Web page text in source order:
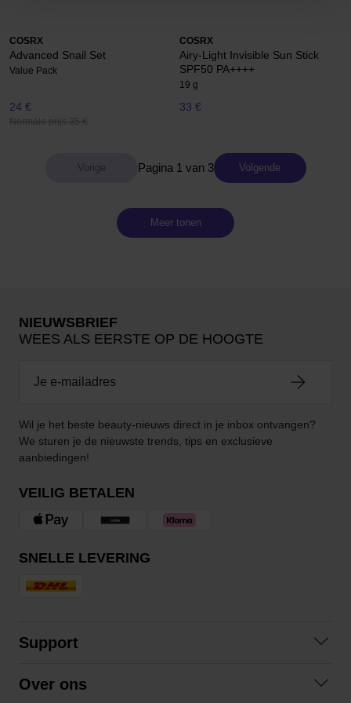
COSRX
Advanced Snail Set
Value Pack
24 €
Normale prijs 35 €
COSRX
Airy-Light Invisible Sun Stick
SPF50 PA++++
19 g
33 €
Pagina 1 van 3 Volgende
Meer tonen
NIEUWSBRIEF
WEES ALS EERSTE OP DE HOOGTE
Wil je het beste beauty-nieuws direct in je inbox ontvangen?
We sturen je de nieuwste trends, tips en exclusieve
aanbiedingen!
VEILIG BETALEN
SNELLE LEVERING
Support
Over ons